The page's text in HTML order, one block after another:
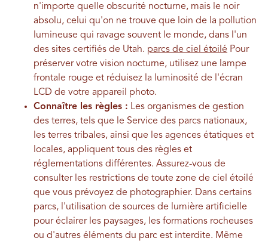
n'importe quelle obscurité nocturne, mais le noir
absolu, celui qu'on ne trouve que loin de la pollution
lumineuse qui ravage souvent le monde, dans l'un
des sites certifiés de Utah. parcs de ciel étoilé Pour
préserver votre vision nocturne, utilisez une lampe
frontale rouge et réduisez la luminosité de l'écran
LCD de votre appareil photo.
Connaître les règles : Les organismes de gestion
des terres, tels que le Service des parcs nationaux,
les terres tribales, ainsi que les agences étatiques et
locales, appliquent tous des règles et
réglementations différentes. Assurez-vous de
consulter les restrictions de toute zone de ciel étoilé
que vous prévoyez de photographier. Dans certains
parcs, l'utilisation de sources de lumière artificielle
pour éclairer les paysages, les formations rocheuses
ou d'autres éléments du parc est interdite. Même